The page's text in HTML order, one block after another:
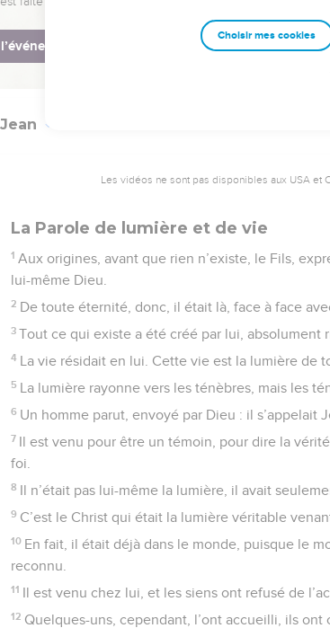
La Bible Du Semeur Copyright © 1992, 1999 by
Jean
Les vidéos ne sont pas disponibles aux USA et
La Parole de lumière et de vie
1 Aux origines, avant que rien n’existe, le Fils,
lui-même Dieu.
2 De toute éternité, donc, il était là, face à face
3 Tout ce qui existe a été créé par lui, absolument
4 La vie résidait en lui. Cette vie est la lumière de
5 La lumière rayonne vers les ténèbres, mais les
6 Un homme parut, envoyé par Dieu : il s’appelait
7 Il est venu pour être un témoin, pour dire la
foi.
8 Il n’était pas lui-même la lumière, il avait
9 C’est le Christ qui était la lumière véritable
10 En fait, il était déjà dans le monde, puisque le
reconnu.
11 Il est venu chez lui, et les siens ont refusé de
12 Quelques-uns, cependant, l’ont accueilli, ils
Choisir mes cookies